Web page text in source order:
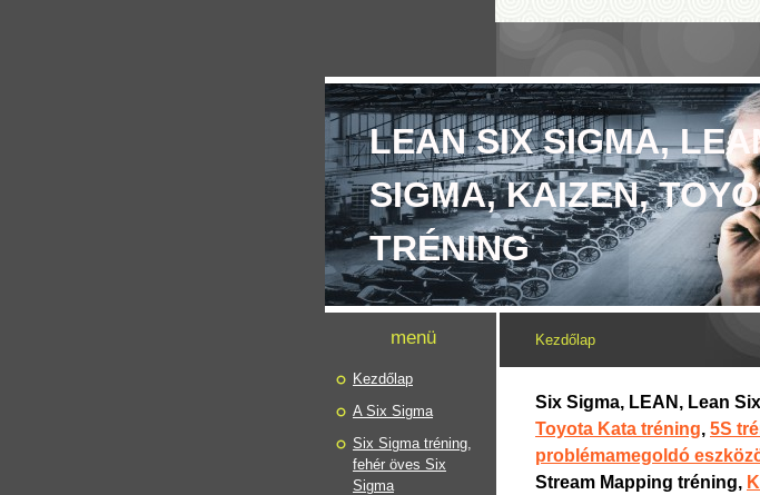
LEAN SIX SIGMA,
SIGMA, KAIZEN,
TRÉNING
Kezdőlap
Six Sigma, LEAN, Lean
Toyota Kata tréning, 5S
problémamegoldó
Stream Mapping tréning,
menü
Kezdőlap
A Six Sigma
Six Sigma tréning,
fehér öves Six
Sigma